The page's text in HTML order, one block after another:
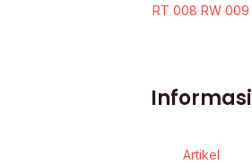
RT 008 RW 009
Informasi
Artikel